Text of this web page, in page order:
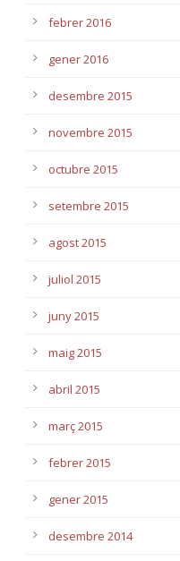
febrer 2016
gener 2016
desembre 2015
novembre 2015
octubre 2015
setembre 2015
agost 2015
juliol 2015
juny 2015
maig 2015
abril 2015
març 2015
febrer 2015
gener 2015
desembre 2014